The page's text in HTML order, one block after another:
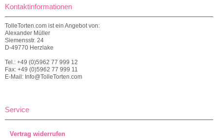
Kontaktinformationen
TolleTorten.com ist ein Angebot von:
Alexander Müller
Siemensstr. 24
D-49770 Herzlake
Tel.: +49 (0)5962 77 999 12
Fax: +49 (0)5962 77 999 11
E-Mail: Info@TolleTorten.com
Service
Vertrag widerrufen